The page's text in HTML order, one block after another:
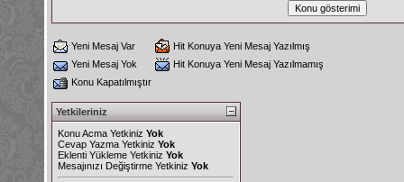
Yeni Mesaj Var
Hit Konuya Yeni Mesaj Yazılmış
Yeni Mesaj Yok
Hit Konuya Yeni Mesaj Yazılmamış
Konu Kapatılmıştır
Yetkileriniz
Konu Acma Yetkiniz Yok
Cevap Yazma Yetkiniz Yok
Eklenti Yükleme Yetkiniz Yok
Mesajınızı Değiştirme Yetkiniz Yok